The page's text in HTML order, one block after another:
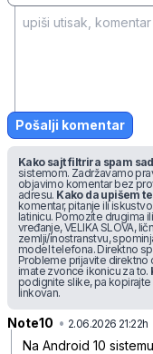
Pošalji komentar
Kako sajt filtrira spam
sistemom. Zadržavamo
objavimo komentar bez
adresu. Kako da upišem
komentar, pitanje ili
latinicu. Pomozite drugima
vređanje, VELIKA SLOVA,
zemlji/inostranstvu,
model telefona. Direktno
Probleme prijavite direktno
imate zvonce ikonicu za to.
podignite slike, pa
linkovan.
Note10 • 2.06.2026 21:22h
Na Android 10